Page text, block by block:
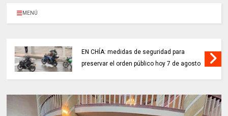
MENÚ
EN CHÍA: medidas de seguridad para
preservar el orden público hoy 7 de agosto